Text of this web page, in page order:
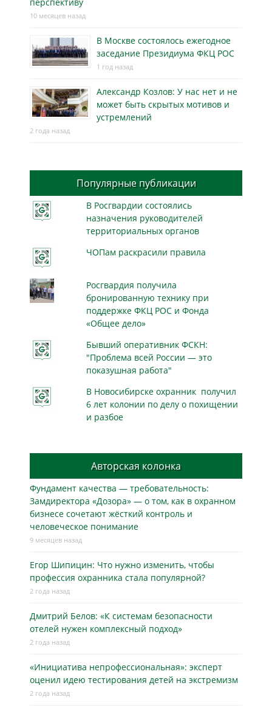
10 месяцев назад
В Москве состоялось ежегодное
заседание Президиума ФКЦ РОС
1 год назад
Александр Козлов: У нас нет и не
может быть скрытых мотивов и
устремлений
2 года назад
Популярные публикации
В Росгвардии состоялись
назначения руководителей
территориальных органов
ЧОПам раскрасили правила
Росгвардия получила
бронированную технику при
поддержке ФКЦ РОС и Фонда
«Общее дело»
Бывший оперативник ФСКН:
"Проблема всей России — это
показушная работа"
В Новосибирске охранник получил
6 лет колонии по делу о похищении
и разбое
Авторская колонка
Фундамент качества — требовательность:
Замдиректора «Дозора» — о том, как в охранном
бизнесe сочетают жёсткий контроль и
человеческое понимание
9 месяцев назад
Егор Шипицин: Что нужно изменить, чтобы
профессия охранника стала популярной?
2 года назад
Дмитрий Белов: «К системам безопасности
отелей нужен комплексный подход»
2 года назад
«Инициатива непрофессиональная»: эксперт
оценил идею тестирования детей на экстремизм
2 года назад